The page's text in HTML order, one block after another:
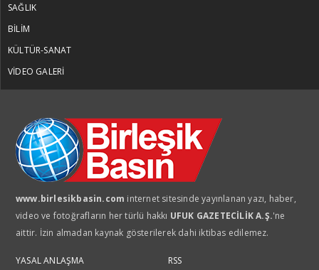
SAĞLIK
BİLİM
KÜLTÜR-SANAT
VİDEO GALERİ
www.birlesikbasin.com internet sitesinde yayınlanan yazı, haber,
video ve fotoğrafların her türlü hakkı UFUK GAZETECİLİK A.Ş.'ne
aittir. İzin almadan kaynak gösterilerek dahi iktibas edilemez.
YASAL ANLAŞMA RSS